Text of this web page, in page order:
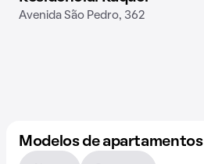
Avenida São Pedro, 362
Modelos de apartamentos